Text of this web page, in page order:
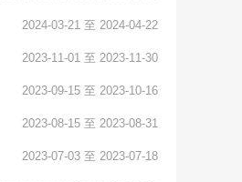
2024-03-21 至 2024-04-22
2023-11-01 至 2023-11-30
2023-09-15 至 2023-10-16
2023-08-15 至 2023-08-31
2023-07-03 至 2023-07-18